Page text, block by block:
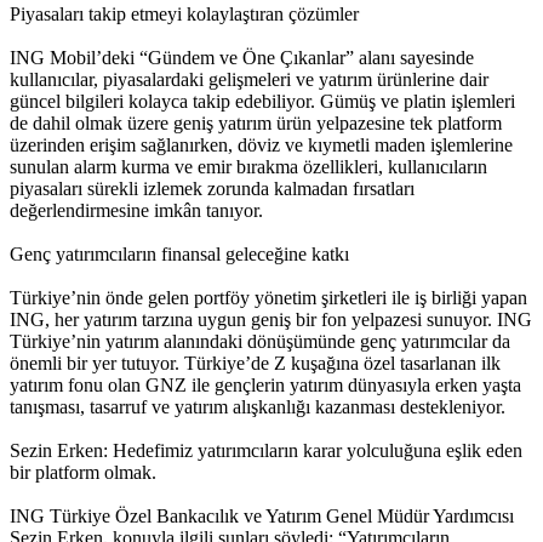
Piyasaları takip etmeyi kolaylaştıran çözümler
ING Mobil’deki “Gündem ve Öne Çıkanlar” alanı sayesinde
kullanıcılar, piyasalardaki gelişmeleri ve yatırım ürünlerine dair
güncel bilgileri kolayca takip edebiliyor. Gümüş ve platin işlemleri
de dahil olmak üzere geniş yatırım ürün yelpazesine tek platform
üzerinden erişim sağlanırken, döviz ve kıymetli maden işlemlerine
sunulan alarm kurma ve emir bırakma özellikleri, kullanıcıların
piyasaları sürekli izlemek zorunda kalmadan fırsatları
değerlendirmesine imkân tanıyor.
Genç yatırımcıların finansal geleceğine katkı
Türkiye’nin önde gelen portföy yönetim şirketleri ile iş birliği yapan
ING, her yatırım tarzına uygun geniş bir fon yelpazesi sunuyor. ING
Türkiye’nin yatırım alanındaki dönüşümünde genç yatırımcılar da
önemli bir yer tutuyor. Türkiye’de Z kuşağına özel tasarlanan ilk
yatırım fonu olan GNZ ile gençlerin yatırım dünyasıyla erken yaşta
tanışması, tasarruf ve yatırım alışkanlığı kazanması destekleniyor.
Sezin Erken: Hedefimiz yatırımcıların karar yolculuğuna eşlik eden
bir platform olmak.
ING Türkiye Özel Bankacılık ve Yatırım Genel Müdür Yardımcısı